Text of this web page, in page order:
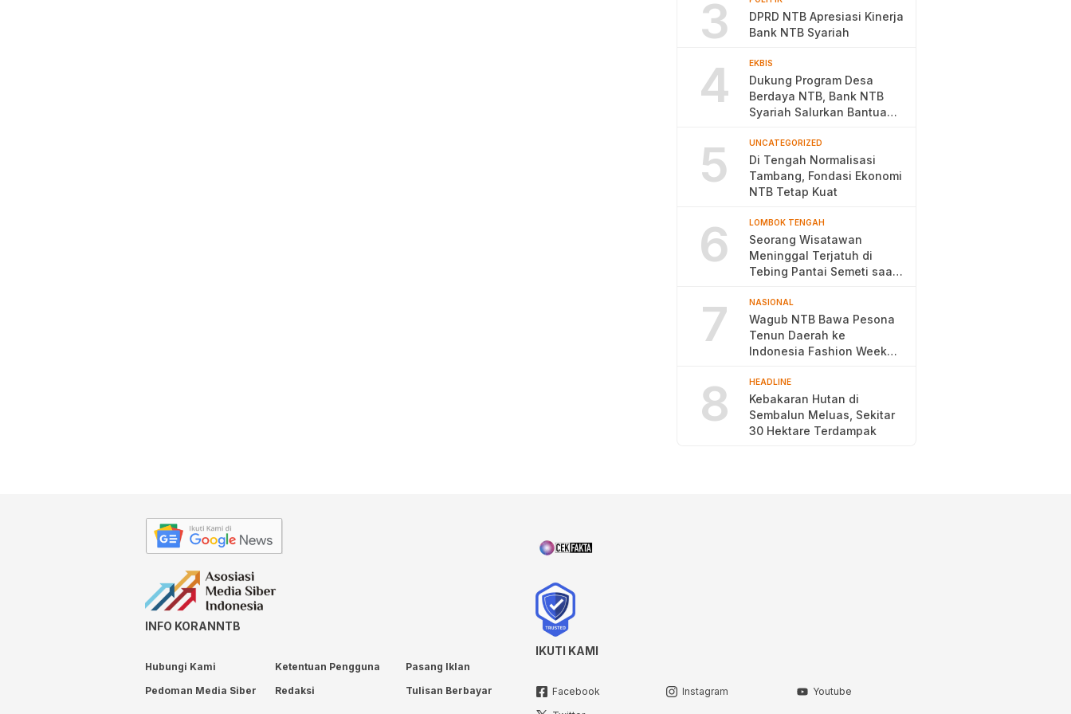
3
DPRD NTB Apresiasi Kinerja
Bank NTB Syariah
4 EKBIS
Dukung Program Desa
Berdaya NTB, Bank NTB
Syariah Salurkan Bantuan
5 UNCATEGORIZED
Di Tengah Normalisasi
Tambang, Fondasi Ekonomi
NTB Tetap Kuat
6 LOMBOK TENGAH
Seorang Wisatawan
Meninggal Terjatuh di
Tebing Pantai Semeti saat
7 NASIONAL
Wagub NTB Bawa Pesona
Tenun Daerah ke
Indonesia Fashion Week
8 HEADLINE
Kebakaran Hutan di
Sembalun Meluas, Sekitar
30 Hektare Terdampak
INFO KORANNTB
Hubungi Kami Ketentuan Pengguna
Pasang Iklan
Pedoman Media Siber
Redaksi Tulisan Berbayar
IKUTI KAMI
Facebook Instagram
Youtube